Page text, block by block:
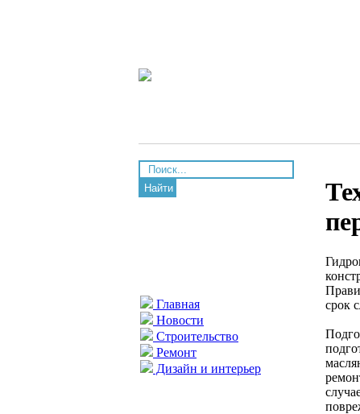
Найти
Главная
Новости
Строительство
Ремонт
Дизайн и интерьер
срок